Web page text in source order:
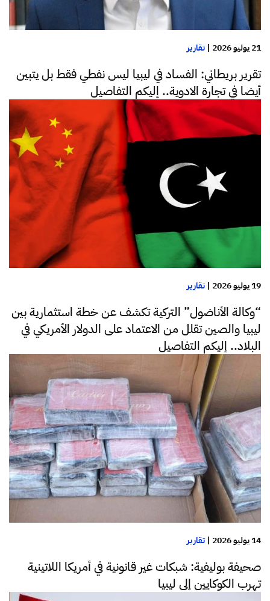
21 يوليو 2026 |تقارير
تقرير بريطاني: الفساد في ليبيا ليس نفطي فقط بل يتبين
أيضا في تجارة الادوية.. إليكم التفاصيل
19 يوليو 2026 |تقارير
“وكالة الأناضول” التركية تكشف عن خطة استثمارية بين
ليبيا والصين تقلل من الاعتماد على الدولار الأمريكي في
البلاد.. إليكم التفاصيل
14 يوليو 2026 |تقارير
صحيفة بوليفية: شبكات غير قانونية في أمريكا اللاتينية
تهرب الكوكايين إلى ليبيا